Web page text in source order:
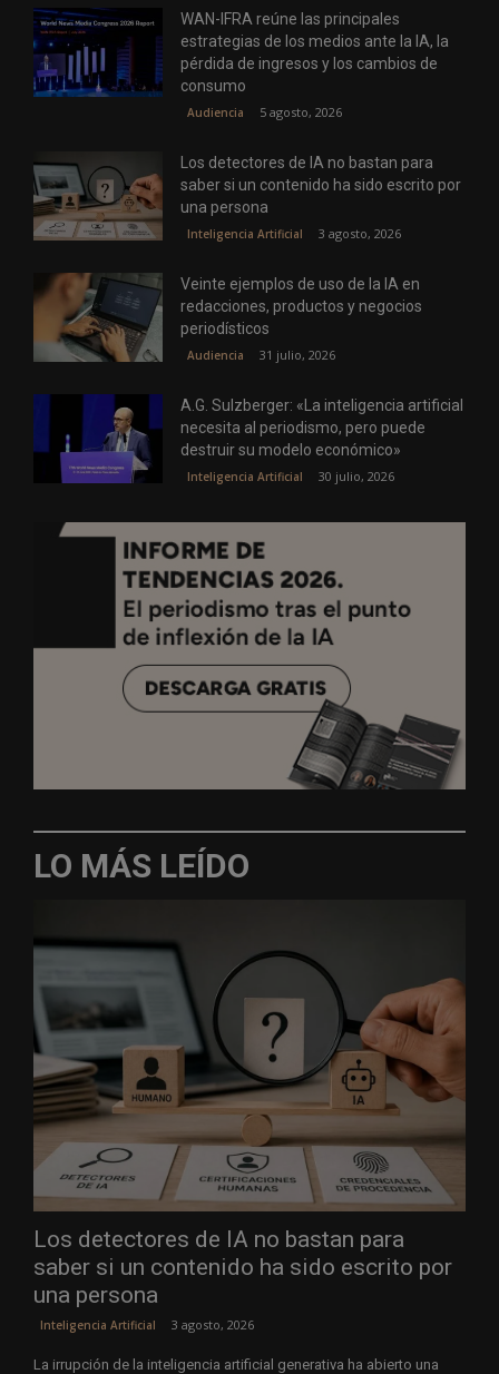
WAN-IFRA reúne las principales
estrategias de los medios ante la IA, la
pérdida de ingresos y los cambios de
consumo
Audiencia 5 agosto, 2026
Los detectores de IA no bastan para
saber si un contenido ha sido escrito por
una persona
Inteligencia Artificial 3 agosto, 2026
Veinte ejemplos de uso de la IA en
redacciones, productos y negocios
periodísticos
Audiencia 31 julio, 2026
A.G. Sulzberger: «La inteligencia artificial
necesita al periodismo, pero puede
destruir su modelo económico»
Inteligencia Artificial 30 julio, 2026
LO MÁS LEÍDO
Los detectores de IA no bastan para
saber si un contenido ha sido escrito por
una persona
Inteligencia Artificial 3 agosto, 2026
La irrupción de la inteligencia artificial generativa ha abierto una